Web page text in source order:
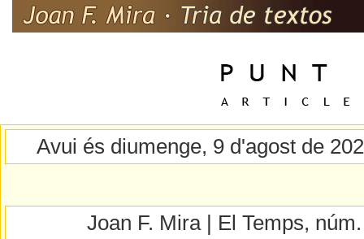
Avui és diumenge, 9 d'agost de
Joan F. Mira | El Temps,